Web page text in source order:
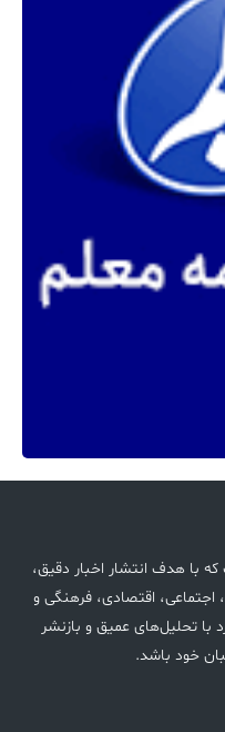
با هدف انتشار اخبار دقیق،
اقتصادی، فرهنگی و
با تحلیل‌های عمیق و بازنشر
خود باشد.